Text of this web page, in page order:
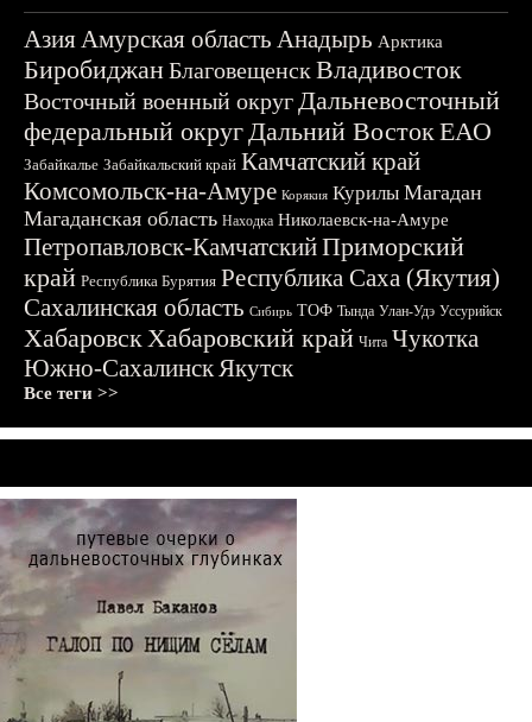
АзияАмурская область Анадырь Арктика
БиробиджанБлаговещенскВладивосток
Восточный военный округДальневосточный
федеральный округДальний ВостокЕАО
Забайкалье Забайкальский край Камчатский край
Комсомольск-на-Амуре Корякия Курилы Магадан
Магаданская область Находка Николаевск-на-Амуре
Петропавловск-КамчатскийПриморский
край Республика Бурятия Республика Саха (Якутия)
Сахалинская область Сибирь ТОФ Тында Улан-Удэ Уссурийск
ХабаровскХабаровский край Чита Чукотка
Южно-СахалинскЯкутск
Все теги >>